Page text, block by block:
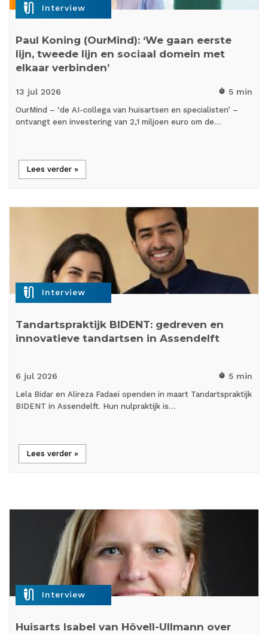
mic_external_on Interview
Paul Koning (OurMind): ‘We gaan eerste
lijn, tweede lijn en sociaal domein met
elkaar verbinden’
13 jul 2026 timer 5 min
OurMind – ‘de AI-collega van huisartsen en specialisten’ –
ontvangt een investering van 2,1 miljoen euro om de…
Lees verder »
mic_external_on Interview
Tandartspraktijk BIDENT: gedreven en
innovatieve tandartsen in Assendelft
6 jul 2026 timer 5 min
Lela Bidar en Alireza Fadaei openden in maart Tandartspraktijk
BIDENT in Assendelft. Hun nulpraktijk is…
Lees verder »
mic_external_on Interview
Huisarts Isabel van Hövell-Ullmann over